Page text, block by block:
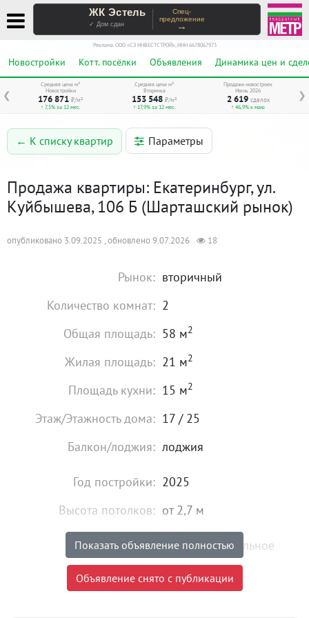
ЖК Эстель
✓ Дом сдан
Спец-
предложение
→
Реклама. ООО «СЗ ИНВЕСТСТРОЙ», ИНН 6678067973
Новостройки Котт. посёлки Объявления Динамика цен и
❮ ❯
Средняя цена м²
Новостройки
176 871 ₽/м²
↑ 7,5% за 12 мес.
Средняя цена м²
Вторичка
153 548 ₽/м²
↑ 17,9% за 12 мес.
Продажи новостроек
Июнь 2026
2 619 сделок
↑ 46,9% к маю
← К списку квартир Параметры
Продажа квартиры: Екатеринбург, ул.
Куйбышева, 106 Б (Шарташский рынок)
опубликовано 3.09.2025 , обновлено 9.07.2026 18
Рынок: вторичный
Количество комнат: 2
Общая площадь: 58 м2
Жилая площадь: 21 м2
Площадь кухни: 15 м2
Этаж/Этажность дома: 17 / 25
Балкон/лоджия: лоджия
Год постройки: 2025
Высота потолков: от 2,7 м
Состояние: удовлетворительное
Цена: 9 100 000
Показать объявление полностью
Объявление снято с публикации